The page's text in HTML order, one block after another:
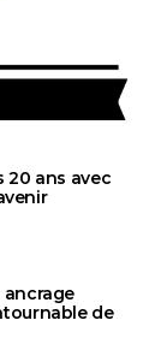
20 ans avec
de